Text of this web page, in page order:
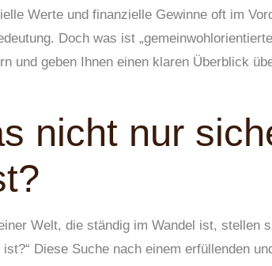
Werte und finanzielle Gewinne oft im
Doch was ist
und geben Ihnen einen klaren Überblick
nicht nur
Welt, die ständig im Wandel ist, stellen
Diese Suche nach einem erfüllenden